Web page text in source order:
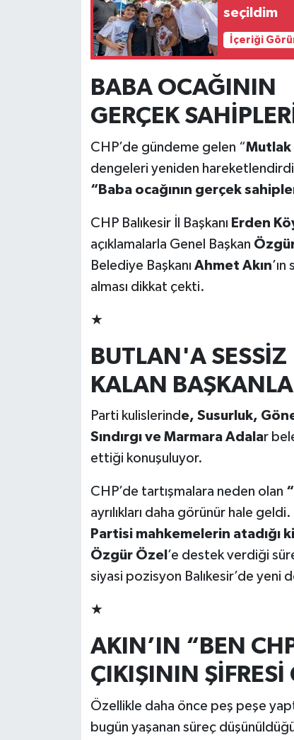
seçildim
İçeriği
BABA OCAĞININ
GERÇEK
CHP’de gündeme gelen “Mutlak
dengeleri yeniden
“Baba ocağının gerçek
CHP Balıkesir İl Başkanı Erden
açıklamalarla Genel Başkan
Belediye Başkanı Ahmet Akın
alması dikkat çekti.
★
BUTLAN'A SESSİZ
KALAN
Parti kulislerind e, Susurluk,
Sındırgı ve Marmara Adalar
ettiği konuşuluyor.
CHP’de tartışmalara neden olan
ayrılıkları daha görünür hale geldi.
Partisi mahkemelerin atadığı
Özgür Özel ’e destek verdiği
siyasi pozisyon Balıkesir’de yeni
★
AKIN’IN “BEN
ÇIKIŞININ ŞİFRESİ
Özellikle daha önce peş peşe
bugün yaşanan süreç